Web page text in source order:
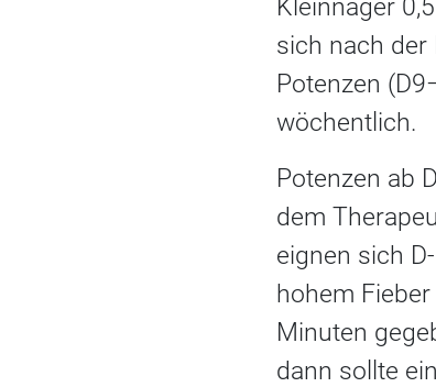
Kleinnager
sich nach der
Potenzen
wöchentlich.
Potenzen ab
dem
eignen sich
hohem
Minuten
dann sollte